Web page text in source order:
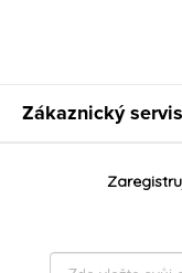
Zákaznický servis